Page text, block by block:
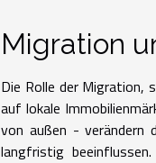
Migration
Die Rolle der Migration,
auf lokale
von außen - verändern
langfristig